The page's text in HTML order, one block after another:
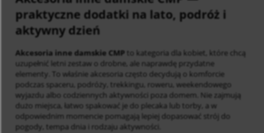
praktyczne dodatki na lato, podróż i
aktywny dzień
Akcesoria inne damskie CMP to kategoria dla kobiet, które chcą
uzupełnić letni zestaw o drobne, ale naprawdę przydatne
elementy. To właśnie akcesoria często decydują o komforcie
podczas spaceru, podróży, trekkingu, roweru, weekendowego
wyjazdu albo codziennych aktywności poza domem. Nie zajmują
dużo miejsca, łatwo spakować je do plecaka lub torby, a w
odpowiednim momencie pomagają lepiej dopasować strój do
pogody, tempa dnia i rodzaju aktywności.